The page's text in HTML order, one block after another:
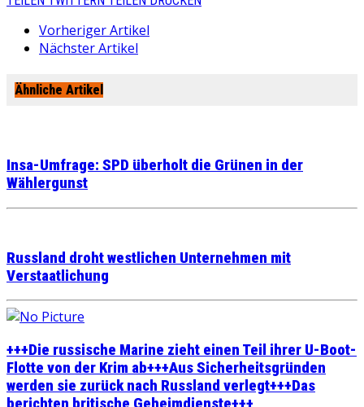
Vorheriger Artikel
Nächster Artikel
Ähnliche Artikel
Insa-Umfrage: SPD überholt die Grünen in der
Wählergunst
Russland droht westlichen Unternehmen mit
Verstaatlichung
+++Die russische Marine zieht einen Teil ihrer U-Boot-
Flotte von der Krim ab+++Aus Sicherheitsgründen
werden sie zurück nach Russland verlegt+++Das